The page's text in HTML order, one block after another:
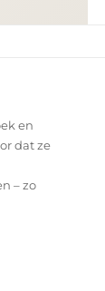
en
dat ze
– zo